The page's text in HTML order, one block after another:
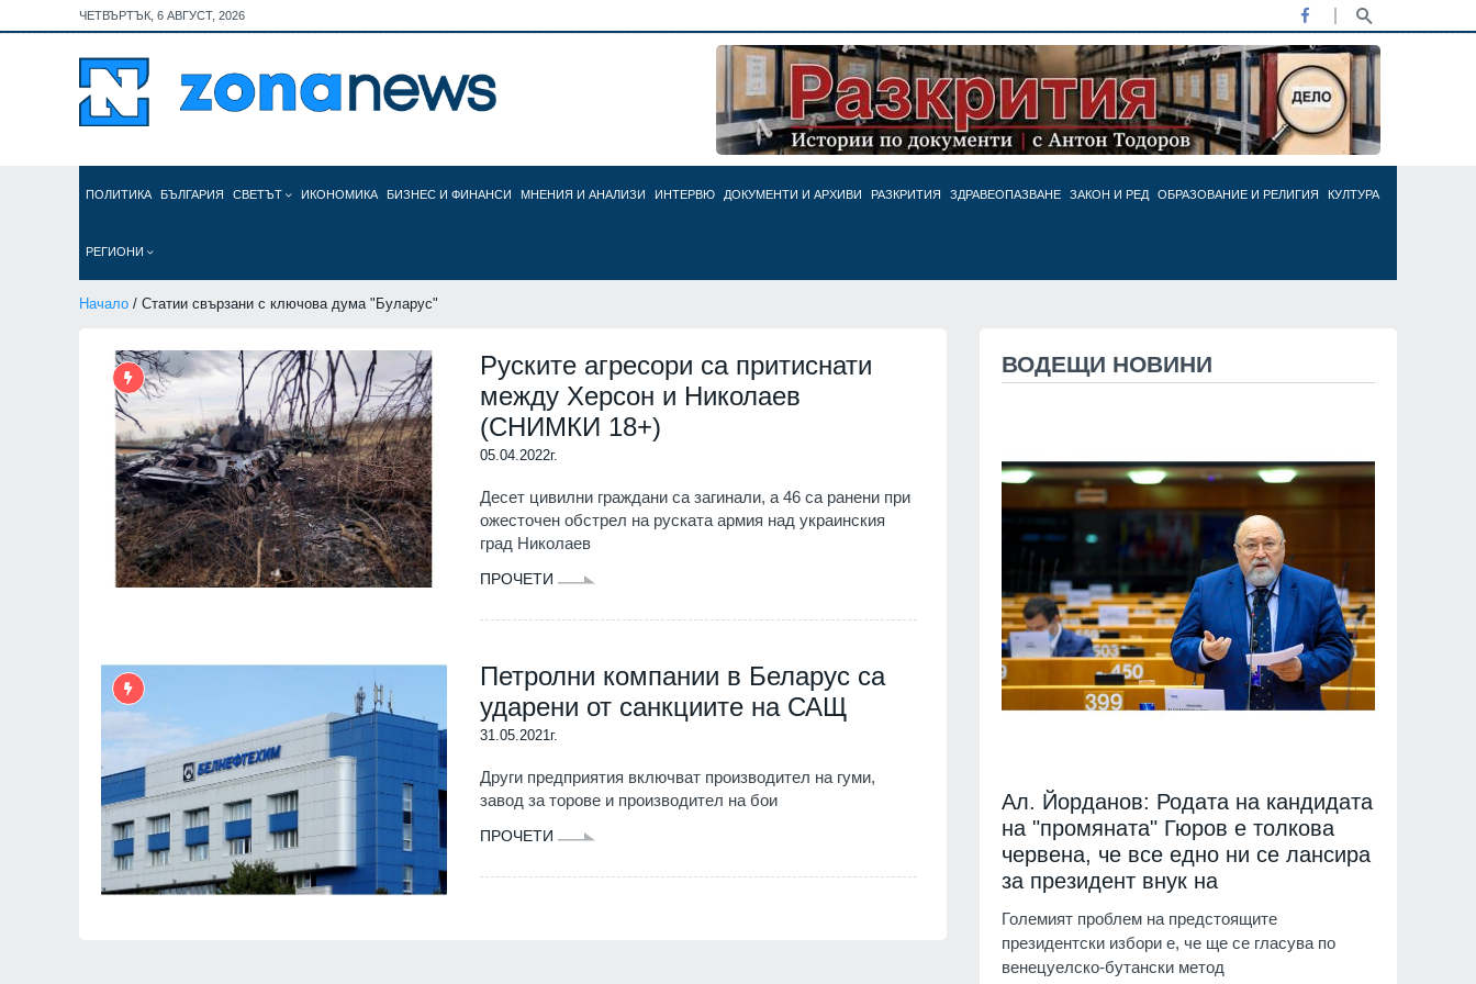
ЧЕТВЪРТЪК, 6 АВГУСТ, 2026
ПОЛИТИКА БЪЛГАРИЯ СВЕТЪТ ИКОНОМИКА БИЗНЕС И ФИНАНСИ МНЕНИЯ И АНАЛИЗИ ИНТЕРВЮ ДОКУМЕНТИ И АРХИВИ РАЗКРИТИЯ ЗДРАВЕОПАЗВАНЕ ЗАКОН И РЕД ОБРАЗОВАНИЕ И РЕЛИГИЯ КУЛТУРА
РЕГИОНИ
Начало / Статии свързани с ключова дума "Буларус"
Руските агресори са притиснати
между Херсон и Николаев
(СНИМКИ 18+)
05.04.2022г.
Десет цивилни граждани са загинали, а 46 са ранени при
ожесточен обстрел на руската армия над украинския
град Николаев
ПРОЧЕТИ
Петролни компании в Беларус са
ударени от санкциите на САЩ
31.05.2021г.
Други предприятия включват производител на гуми,
завод за торове и производител на бои
ПРОЧЕТИ
ВОДЕЩИ НОВИНИ
Ал. Йорданов: Родата на кандидата
на "промяната" Гюров е толкова
червена, че все едно ни се лансира
за президент внук на
Големият проблем на предстоящите
президентски избори е, че ще се гласува по
венецуелско-бутански метод